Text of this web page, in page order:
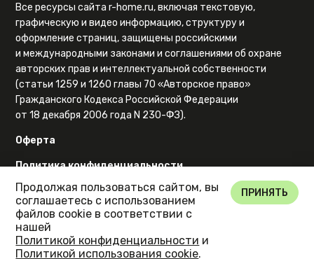
Все ресурсы сайта r-home.ru, включая текстовую,
графическую и видео информацию, структуру и
оформление страниц, защищены российскими
и международными законами и соглашениями об охране
авторских прав и интеллектуальной собственности
(статьи 1259 и 1260 главы 70 «Авторское право»
Гражданского Кодекса Российской Федерации
от 18 декабря 2006 года N 230-ФЗ).
Оферта
Политика конфиденциальности
Карта сайта
Продолжая пользоваться сайтом, вы
соглашаетесь с использованием
файлов cookie в соответствии с
нашей
Политикой конфиденциальности и
Политикой использования cookie.
ПРИНЯТЬ